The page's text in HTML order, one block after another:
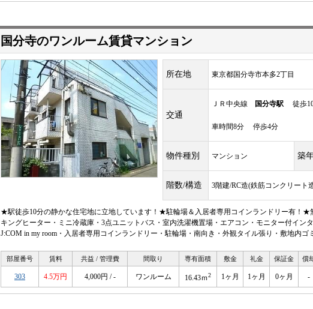
国分寺のワンルーム賃貸マンション
所在地 東京都国分寺市本多2丁目
交通
ＪＲ中央線 国分寺駅 徒歩
車時間8分 停歩4分
物件種別 マンション 築
階数/構造 3階建/RC造(鉄筋コンクリート
★駅徒歩10分の静かな住宅地に立地しています！★駐輪場＆入居者専用コインランドリー有！★
キングヒーター・ミニ冷蔵庫・3点ユニットバス・室内洗濯機置場・エアコン・モニター付イン
J:COM in my room・入居者専用コインランドリー・駐輪場・南向き・外観タイル張り・敷地内
部屋番号 賃料 共益 / 管理費 間取り 専有面積 敷金 礼金 保証金 償
303 4.5万円 4,000円 / - ワンルーム 16.43ｍ2 1ヶ月 1ヶ月 0ヶ月 -